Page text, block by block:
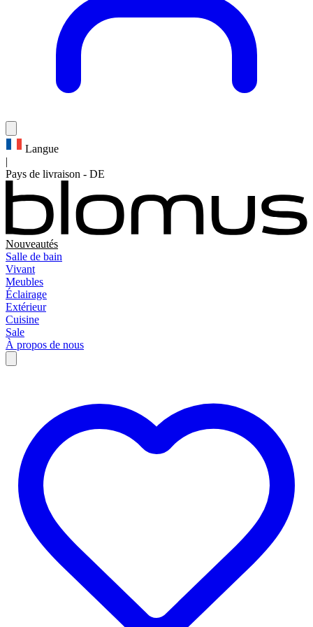
Langue
|
Pays de livraison - DE
Nouveautés
Salle de bain
Vivant
Meubles
Éclairage
Extérieur
Cuisine
Sale
À propos de nous